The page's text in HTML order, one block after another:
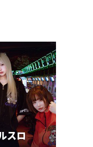
ん「指が気になって
とインスタで言われ